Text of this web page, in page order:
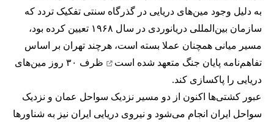
به دلیل وجود مین‌های دریایی در گذرگاه سنتی تفکیک تردد که
سازمان بین‌المللی دریانوردی در سال ۱۹۶۸ تعیین کرده بود،
مسیر میانی همچنان عملا بسته است، هرچند تهران بر اساس
تفاهم‌نامه پایان جنگ متعهد شده است
ظرف ۳۰ روز مین‌های
دریایی را پاکسازی کند.
عبور کشتی‌ها اکنون از دو مسیر نزدیک سواحل عمان و نزدیک
سواحل ایران انجام می‌شود و نیروی دریایی ایران نیز به شناورها